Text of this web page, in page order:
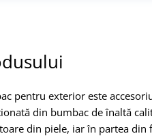
pentru exterior este
din bumbac de înaltă
din piele, iar în partea